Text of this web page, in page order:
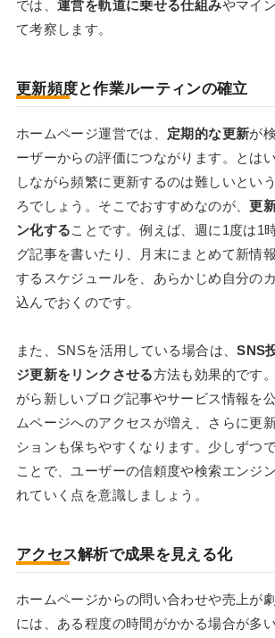
では、運営を軌道に乗せる仕組みやマイ
て考察します。
更新頻度と作業ルーティンの確立
ホームページ運営では、 定期的な更新が
ーザーからの評価につながります。とは
しながら頻繁に更新するのは難しいとい
ろでしょう。そこでおすすめなのが、更
ン化することです。例えば、週に1度は1
グ記事を書いたり、月末にまとめて新情
するスケジュールを、あらかじめ自分の
込んでおくのです。
また、SNSを活用している場合は、SNS
ジ更新をリンクさせる方法も効果的です
がら新しいブログ記事やサービス情報を
ムページへのアクセスが増え、さらに更
ションも保ちやすくなります。少しずつ
ことで、ユーザーの信頼度や検索エンジ
れていく点を意識しましょう。
アクセス解析で成果を見える化
ホームページからの問い合わせや売上が
には、ある程度の時間がかかる場合が多